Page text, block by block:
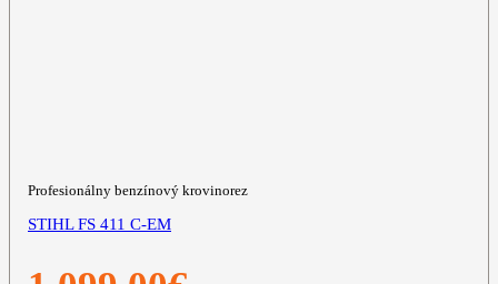
Profesionálny benzínový krovinorez
STIHL FS 411 C-EM